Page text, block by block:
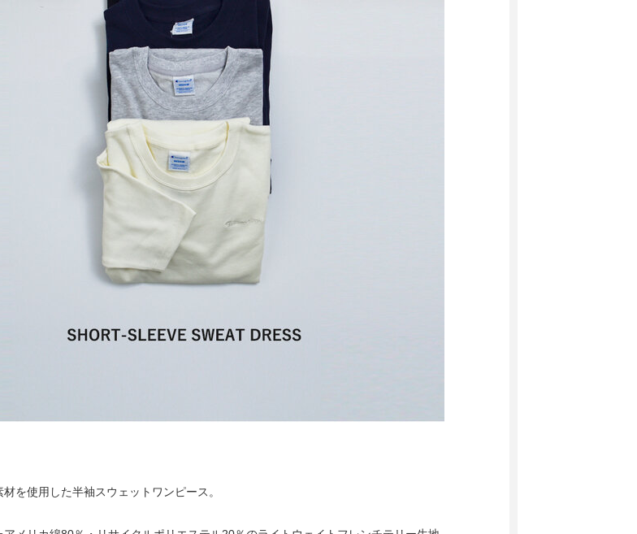
を使用した半袖スウェットワンピース。